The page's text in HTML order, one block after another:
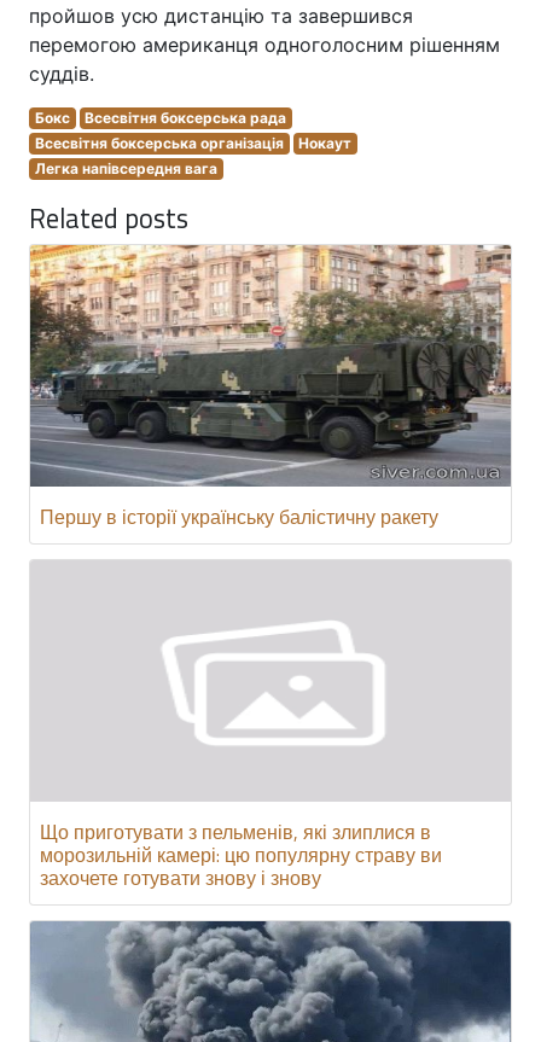
пройшов усю дистанцію та завершився
перемогою американця одноголосним рішенням
суддів.
Бокс
Всесвітня боксерська рада
Всесвітня боксерська організація
Нокаут
Легка напівсередня вага
Related posts
Першу в історії українську балістичну ракету
Що приготувати з пельменів, які злиплися в
морозильній камері: цю популярну страву ви
захочете готувати знову і знову